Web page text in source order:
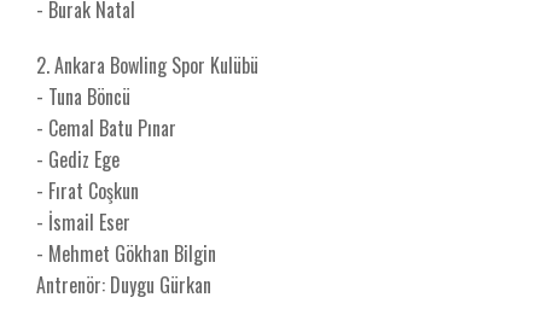
- Burak Natal
2. Ankara Bowling Spor Kulübü
- Tuna Böncü
- Cemal Batu Pınar
- Gediz Ege
- Fırat Coşkun
- İsmail Eser
- Mehmet Gökhan Bilgin
Antrenör: Duygu Gürkan